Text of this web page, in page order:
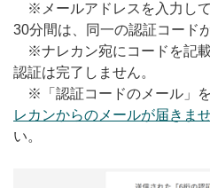
※メールアドレスを入力し
30分間は、同一の認証コード
※ナレカン宛にコードを記載
認証は完了しません。
※「認証コードのメール」を
レカンからのメールが届きませ
い。